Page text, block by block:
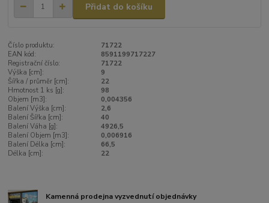
Přidat do košíku
Číslo produktu:
71722
EAN kód:
8591199717227
Registrační číslo:
71722
Výška [cm]:
9
Šířka / průměr [cm]:
22
Hmotnost 1 ks [g]:
98
Objem [m3]:
0,004356
Balení Výška [cm]:
2,6
Balení Šířka [cm]:
40
Balení Váha [g]:
4926,5
Balení Objem [m3]:
0,006916
Balení Délka [cm]:
66,5
Délka [cm]:
22
Kamenná prodejna vyzvednutí objednávky